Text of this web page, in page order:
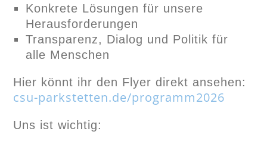
Konkrete Lösungen für unsere
Herausforderungen
Transparenz, Dialog und Politik für
alle Menschen
Hier könnt ihr den Flyer direkt ansehen:
csu-parkstetten.de/programm2026
Uns ist wichtig: